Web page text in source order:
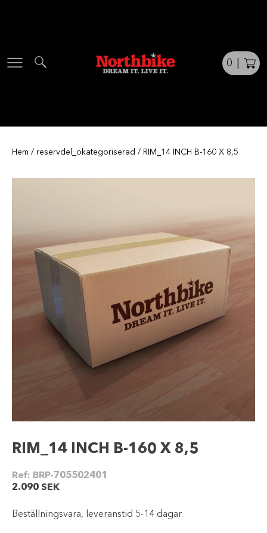
0
Hem / reservdel_okategoriserad / RIM_14 INCH B-160 X 8,5
RIM_14 INCH B-160 X 8,5
Ref: BRP-705502401
2.090 SEK
Beställningsvara, leveranstid 5-14 dagar.